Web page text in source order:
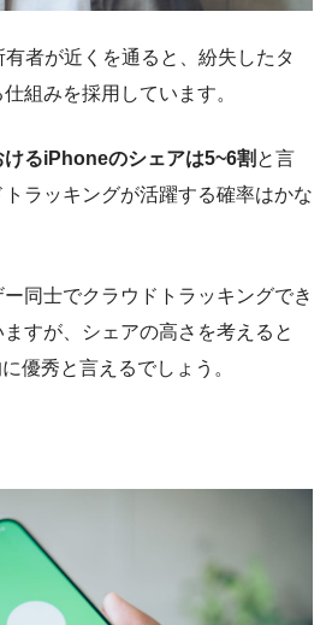
者が近くを通ると、紛失したタ
組みを採用しています。
けるiPhoneのシェアは5~6割 と言
ラッキングが活躍する確率はかな
同士でクラウドトラッキングでき
すが、シェアの高さを考えると
優秀と言えるでしょう。